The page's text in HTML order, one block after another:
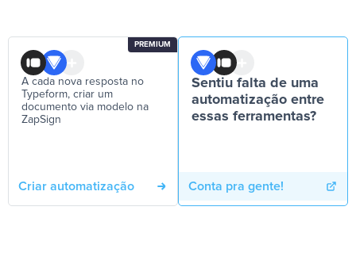
PREMIUM
A cada nova resposta no
Typeform, criar um
documento via modelo na
ZapSign
Criar automatização
Sentiu falta de uma
automatização entre
essas ferramentas?
Conta pra gente!